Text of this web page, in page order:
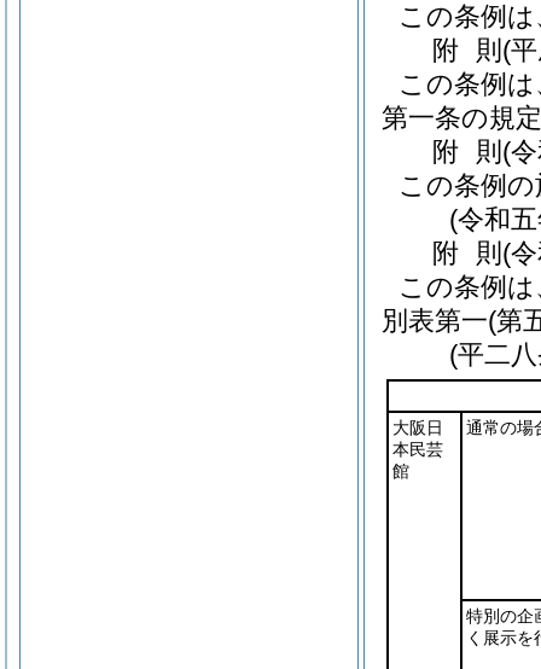
この条例
附 則 (
この条例
第一条の規
附 則 (
この条例
(令和
附 則 (
この条例
別表第一(第
(平二
大阪日
本民芸
館
通常の場
特別の企
く展示を